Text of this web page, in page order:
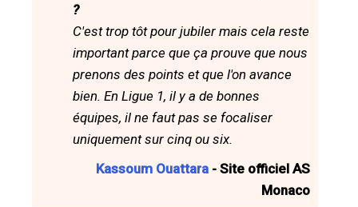
?
C'est trop tôt pour jubiler mais cela reste
important parce que ça prouve que nous
prenons des points et que l'on avance
bien. En Ligue 1, il y a de bonnes
équipes, il ne faut pas se focaliser
uniquement sur cinq ou six.
Kassoum Ouattara - Site officiel AS
Monaco